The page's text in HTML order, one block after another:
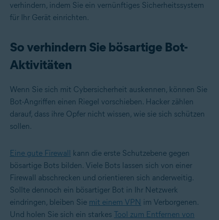
verhindern, indem Sie ein vernünftiges Sicherheitssystem
für Ihr Gerät einrichten.
So verhindern Sie bösartige Bot-
Aktivitäten
Wenn Sie sich mit Cybersicherheit auskennen, können Sie
Bot-Angriffen einen Riegel vorschieben. Hacker zählen
darauf, dass ihre Opfer nicht wissen, wie sie sich schützen
sollen.
Eine gute Firewall
kann die erste Schutzebene gegen
bösartige Bots bilden. Viele Bots lassen sich von einer
Firewall abschrecken und orientieren sich anderweitig.
Sollte dennoch ein bösartiger Bot in Ihr Netzwerk
eindringen, bleiben Sie mit einem VPN im Verborgenen.
Und holen Sie sich ein starkes Tool zum Entfernen von